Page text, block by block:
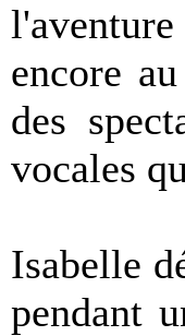
encore
des
vocales
Isabelle
pendant